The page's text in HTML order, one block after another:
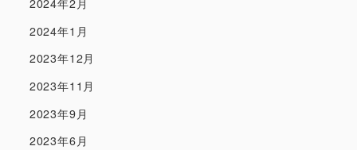
2024年2月
2024年1月
2023年12月
2023年11月
2023年9月
2023年6月